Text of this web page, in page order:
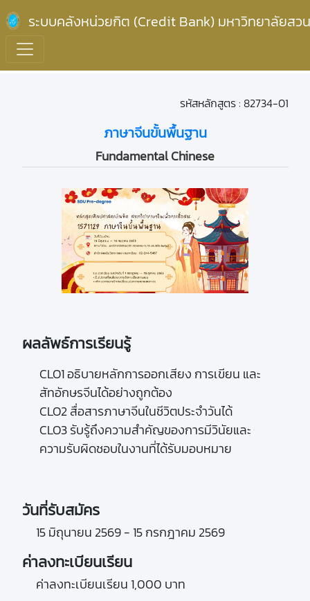
ระบบคลังหน่วยกิต (Credit Bank) มหาวิทยาลัยส
รหัสหลักสูตร : 82734-01
ภาษาจีนขั้นพื้นฐาน
Fundamental Chinese
ผลลัพธ์การเรียนรู้
CLO1 อธิบายหลักการออกเสียง การเขียน และ
สัทอักษรจีนได้อย่างถูกต้อง
CLO2 สื่อสารภาษาจีนในชีวิตประจำวันได้
CLO3 รับรู้ถึงความสำคัญของการมีวินัยและ
ความรับผิดชอบในงานที่ได้รับมอบหมาย
วันที่รับสมัคร
15 มิถุนายน 2569 - 15 กรกฎาคม 2569
ค่าลงทะเบียนเรียน
ค่าลงทะเบียนเรียน 1,000 บาท